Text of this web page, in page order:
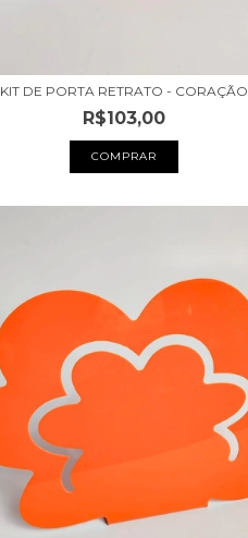
KIT DE PORTA RETRATO - CORAÇÃO
R$103,00
COMPRAR